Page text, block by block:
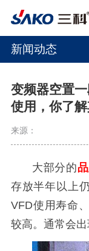
新闻动态
变频器空置
使用，你了
来源：
大部分的
存放半年以上
VFD使用寿命
较高。通常会